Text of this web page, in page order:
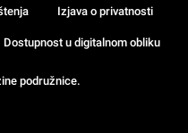
podružnice.
Izjava o privatnosti
Dostupnost u digitalnom obliku